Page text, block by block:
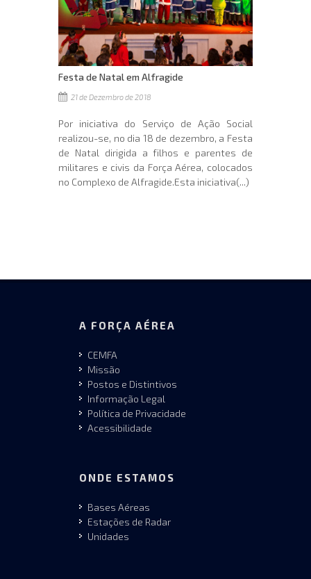
Festa de Natal em Alfragide
21 de Dezembro de 2018
Por iniciativa do Serviço de Ação Social
realizou-se, no dia 18 de dezembro, a Festa
de Natal dirigida a filhos e parentes de
militares e civis da Força Aérea, colocados
no Complexo de Alfragide.Esta iniciativa(...)
A FORÇA AÉREA
CEMFA
Missão
Postos e Distintivos
Informação Legal
Política de Privacidade
Acessibilidade
ONDE ESTAMOS
Bases Aéreas
Estações de Radar
Unidades